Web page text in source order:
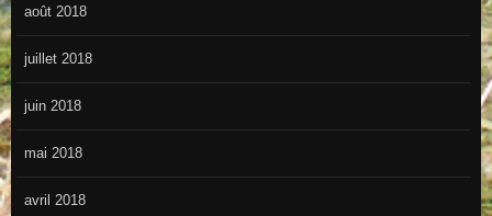
août 2018
juillet 2018
juin 2018
mai 2018
avril 2018